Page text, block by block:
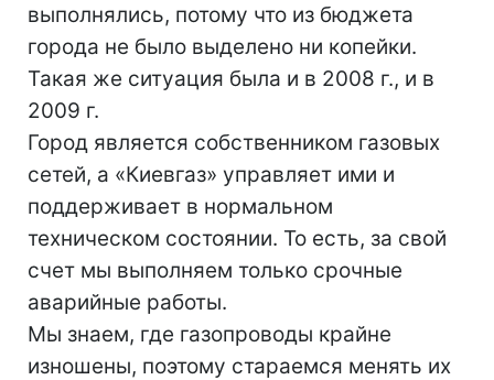
выполнялись, потому что из бюджета
города не было выделено ни копейки.
Такая же ситуация была и в 2008 г., и в
2009 г.
Город является собственником газовых
сетей, а «Киевгаз» управляет ими и
поддерживает в нормальном
техническом состоянии. То есть, за свой
счет мы выполняем только срочные
аварийные работы.
Мы знаем, где газопроводы крайне
изношены, поэтому стараемся менять их